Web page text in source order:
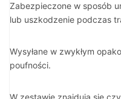
Zabezpieczone w sposób
lub uszkodzenie podczas
Wysyłane w zwykłym
poufności.